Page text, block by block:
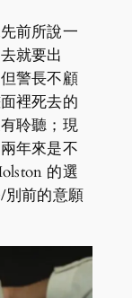
前所說一
就要出
警長不顧
裡死去的
聆聽；現
年來是不
的選
別前的意願